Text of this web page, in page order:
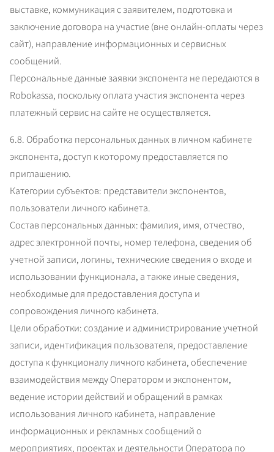
выставке, коммуникация с заявителем, подготовка и
заключение договора на участие (вне онлайн-оплаты через
сайт), направление информационных и сервисных
сообщений.
Персональные данные заявки экспонента не передаются в
Robokassa, поскольку оплата участия экспонента через
платежный сервис на сайте не осуществляется.
6.8. Обработка персональных данных в личном кабинете
экспонента, доступ к которому предоставляется по
приглашению.
Категории субъектов: представители экспонентов,
пользователи личного кабинета.
Состав персональных данных: фамилия, имя, отчество,
адрес электронной почты, номер телефона, сведения об
учетной записи, логины, технические сведения о входе и
использовании функционала, а также иные сведения,
необходимые для предоставления доступа и
сопровождения личного кабинета.
Цели обработки: создание и администрирование учетной
записи, идентификация пользователя, предоставление
доступа к функционалу личного кабинета, обеспечение
взаимодействия между Оператором и экспонентом,
ведение истории действий и обращений в рамках
использования личного кабинета, направление
информационных и рекламных сообщений о
мероприятиях, проектах и деятельности Оператора по